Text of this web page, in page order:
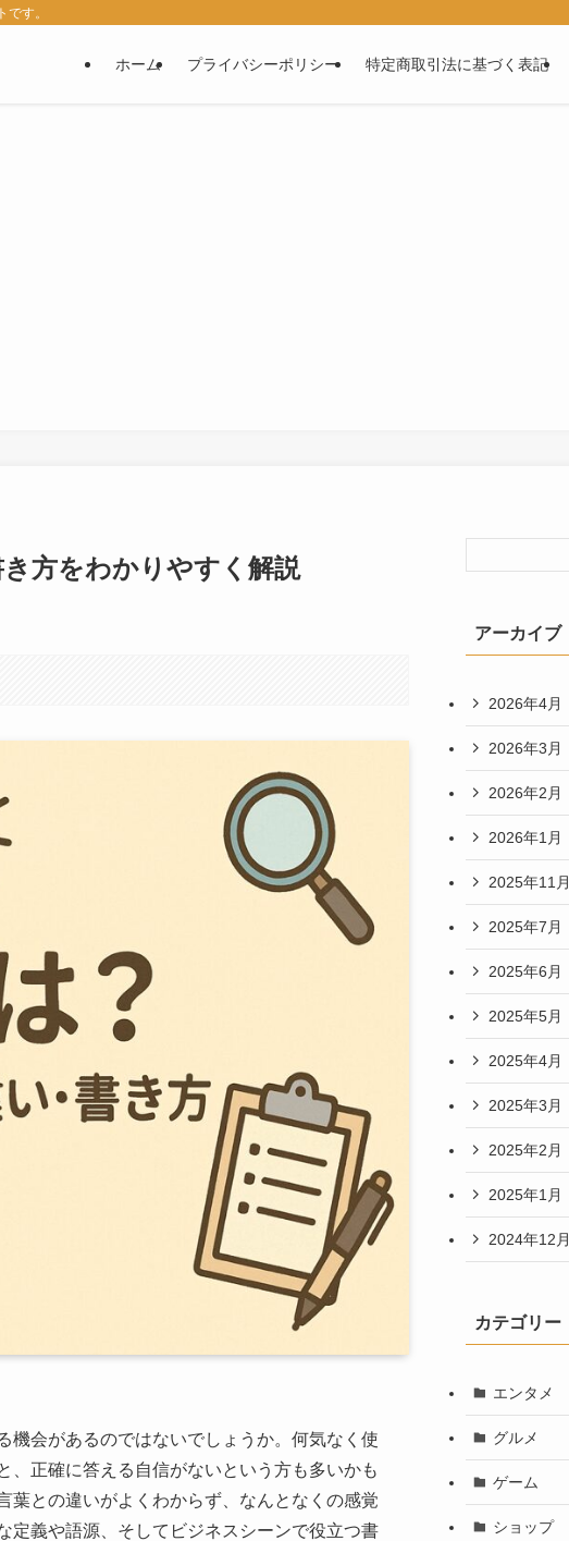
す。
ホーム プライバシーポリシー 特定商取引法に基づく表記
方をわかりやすく解説
機会があるのではないでしょうか。何気なく使
、正確に答える自信がないという方も多いかも
葉との違いがよくわからず、なんとなくの感覚
定義や語源、そしてビジネスシーンで役立つ書
アーカイブ
2026年4月
2026年3月
2026年2月
2026年1月
2025年11月
2025年7月
2025年6月
2025年5月
2025年4月
2025年3月
2025年2月
2025年1月
2024年12月
カテゴリー
エンタメ
グルメ
ゲーム
ショップ